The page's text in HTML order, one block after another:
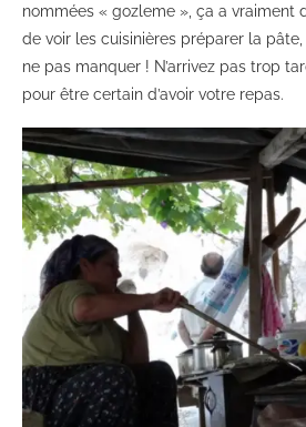
nommées « gozleme », ça a vraiment
de voir les cuisinières préparer la
ne pas manquer ! N’arrivez pas trop
pour être certain d’avoir votre repas.